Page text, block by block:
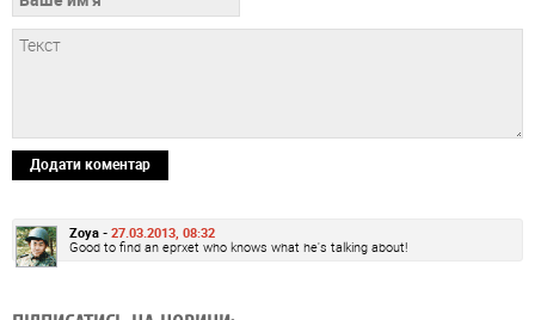
Додати коментар
Zoya - 27.03.2013, 08:32
Good to find an eprxet who knows what he's talking about!